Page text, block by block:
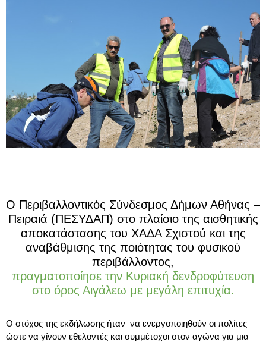
Ο Περιβαλλοντικός Σύνδεσμος Δήμων Αθήνας –
Πειραιά (ΠΕΣΥΔΑΠ) στo πλαίσιο της αισθητικής
αποκατάστασης του ΧΑΔΑ Σχιστού και της
αναβάθμισης της ποιότητας του φυσικού
περιβάλλοντος,
πραγματοποίησε την Κυριακή δενδροφύτευση
στο όρος Αιγάλεω με μεγάλη επιτυχία.
Ο στόχος της εκδήλωσης ήταν να ενεργοποιηθούν οι πολίτες
ώστε να γίνουν εθελοντές και συμμέτοχοι στον αγώνα για μια